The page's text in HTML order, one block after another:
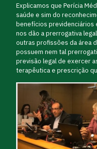
Explicamos que Perícia
saúde e sim do
benefícios previdenciários
nos dão a prerrogativa
outras profissões da área
possuem nem tal
previsão legal de exercer
terapêutica e prescrição